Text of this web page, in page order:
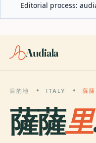
Editorial process:
Audiala
目的地 ITALY 薩薩
薩薩里